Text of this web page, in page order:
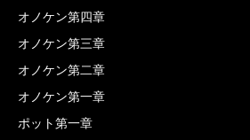
オノケン第四章
オノケン第三章
オノケン第二章
オノケン第一章
ポット第一章